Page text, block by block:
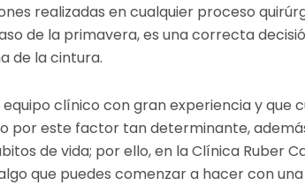
realizadas en cualquier proceso
de la primavera, es una correcta
de la cintura.
clínico con gran experiencia y que
por este factor tan determinante,
de vida; por ello, en la Clínica Ruber
que puedes comenzar a hacer con